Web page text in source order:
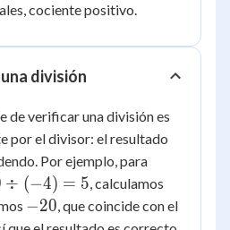
cociente positivo.
división
de verificar una división es
por el divisor: el resultado
Por ejemplo, para
÷ (−4) = 5, calculamos
\times
(-4)
-20
−20, que coincide con el